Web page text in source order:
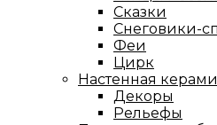
Сказки
Снеговики-
Феи
Цирк
Настенная
Декоры
Рельефы